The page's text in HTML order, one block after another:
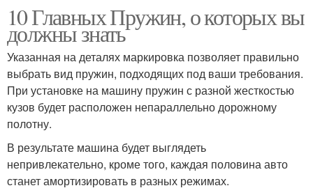
10 Главных Пружин, о которых вы
должны знать
Указанная на деталях маркировка позволяет правильно
выбрать вид пружин, подходящих под ваши требования.
При установке на машину пружин с разной жесткостью
кузов будет расположен непараллельно дорожному
полотну.
В результате машина будет выглядеть
непривлекательно, кроме того, каждая половина авто
станет амортизировать в разных режимах.